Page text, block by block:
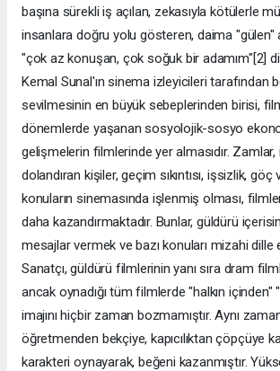
başına sürekli iş açılan, zekasıyla kötülerle
insanlara doğru yolu gösteren, daima "gülen"
"çok az konuşan, çok soğuk bir adamım"[2]
Kemal Sunal'ın sinema izleyicileri tarafından
sevilmesinin en büyük sebeplerinden birisi,
dönemlerde yaşanan sosyolojik-sosyo
gelişmelerin filmlerinde yer almasıdır. Zamlar,
dolandıran kişiler, geçim sıkıntısı, işsizlik,
konuların sinemasında işlenmiş olması,
daha kazandırmaktadır. Bunlar, güldürü
mesajlar vermek ve bazı konuları mizahi dille
Sanatçı, güldürü filmlerinin yanı sıra dram
ancak oynadığı tüm filmlerde "halkın içinden"
imajını hiçbir zaman bozmamıştır. Aynı
öğretmenden bekçiye, kapıcılıktan çöpçüye
karakteri oynayarak, beğeni kazanmıştır.